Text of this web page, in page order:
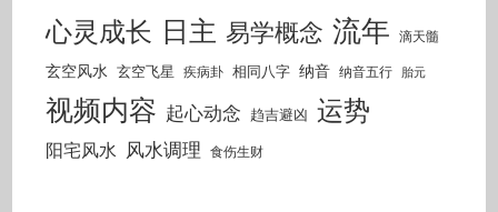
心灵成长 日主 易学概念 流年 滴天髓
玄空风水 玄空飞星 疾病卦 相同八字 纳音 纳音五行 胎元
视频内容 起心动念 趋吉避凶 运势
阳宅风水 风水调理 食伤生财